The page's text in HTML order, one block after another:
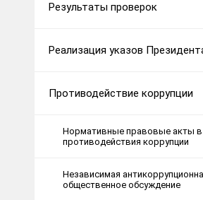
Результаты проверок
Реализация указов
Противодействие коррупции
Нормативные правовые акты
противодействия коррупции
Независимая
общественное обсуждение